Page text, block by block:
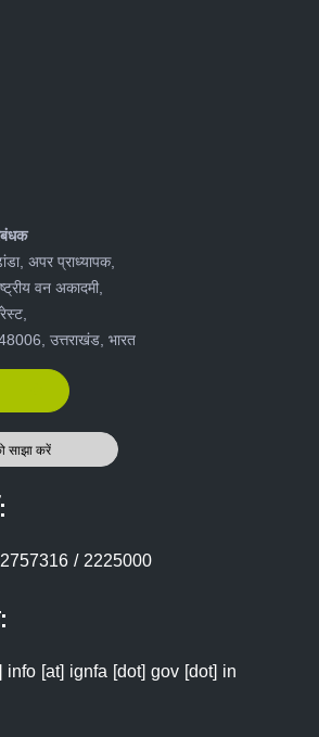
अपर प्राध्यापक,
वन अकादमी,
उत्तराखंड, भारत
/ 2225000
info [at] ignfa [dot] gov [dot] in